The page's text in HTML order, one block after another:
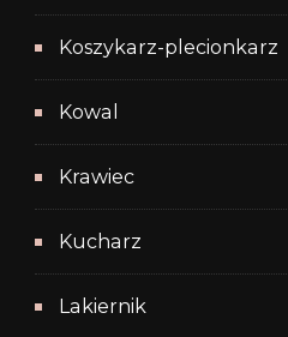
Koszykarz-plecionkarz
Kowal
Krawiec
Kucharz
Lakiernik